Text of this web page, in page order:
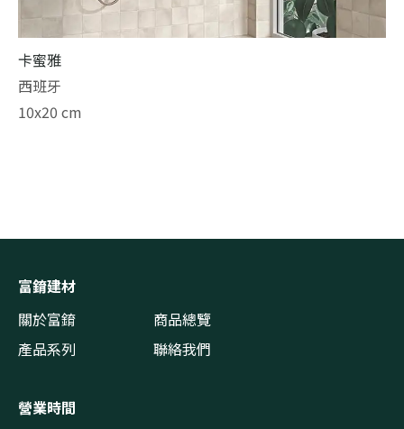
卡蜜雅
西班牙
10x20 cm
富錥建材
關於富錥
商品總覽
產品系列
聯絡我們
營業時間